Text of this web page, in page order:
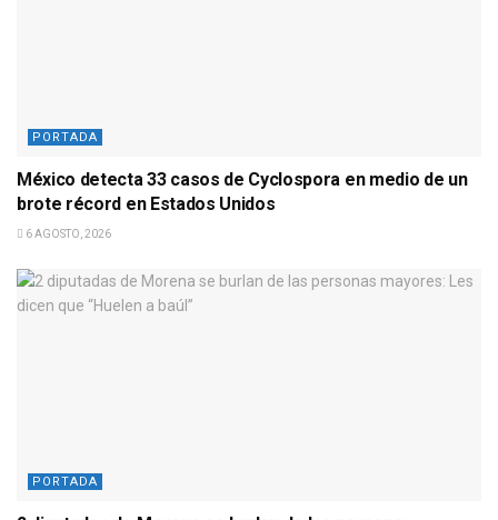
PORTADA
México detecta 33 casos de Cyclospora en medio de un
brote récord en Estados Unidos
6 AGOSTO, 2026
PORTADA